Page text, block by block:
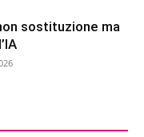
sostituzione ma